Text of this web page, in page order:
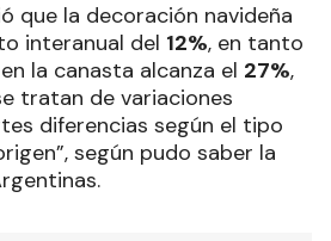
que la decoración navideña
interanual del 12%, en tanto
la canasta alcanza el 27%,
tratan de variaciones
diferencias según el tipo
según pudo saber la